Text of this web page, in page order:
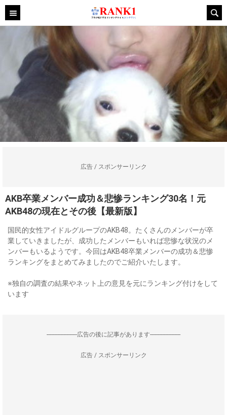
広告 / スポンサーリンク
AKB卒業メンバー成功＆悲惨ランキング30名！元
AKB48の現在とその後【最新版】
国民的女性アイドルグループのAKB48。たくさんのメンバーが卒
業していきましたが、成功したメンバーもいれば悲惨な状況のメ
ンバーもいるようです。今回はAKB48卒業メンバーの成功＆悲惨
ランキングをまとめてみましたのでご紹介いたします。
※独自の調査の結果やネット上の意見を元にランキング付けをして
います
--------------------広告の後に記事があります--------------------
広告 / スポンサーリンク